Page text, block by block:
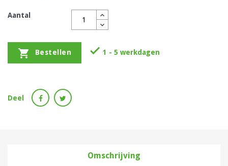
Aantal
 Bestellen  1 - 5 werkdagen
Deel
Omschrijving